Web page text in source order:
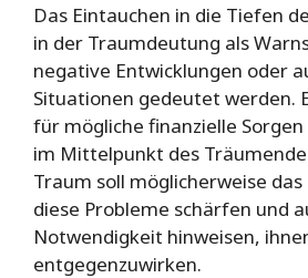
Das Eintauchen in die Tiefen
in der Traumdeutung als
negative Entwicklungen oder
Situationen gedeutet werden.
für mögliche finanzielle
im Mittelpunkt des
Traum soll möglicherweise
diese Probleme schärfen und
Notwendigkeit hinweisen,
entgegenzuwirken.